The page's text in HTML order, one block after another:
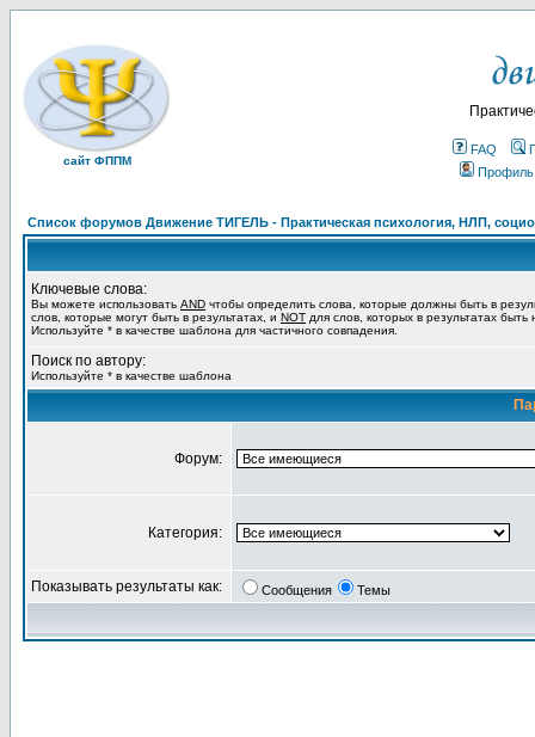
сайт ФППМ
FAQ
Профиль
Список форумов Движение ТИГЕЛЬ - Практическая психология, НЛП,
Ключевые слова:
Вы можете использовать AND чтобы определить слова, которые должны быть в
слов, которые могут быть в результатах, и NOT для слов, которых в результатах
Используйте * в качестве шаблона для частичного совпадения.
Поиск по автору:
Используйте * в качестве шаблона
Форум:
Категория:
Показывать результаты как: Сообщения Темы